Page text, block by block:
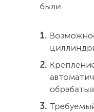
были: